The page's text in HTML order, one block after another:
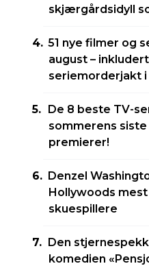
skjærgårdsidyll
51 nye filmer og
august –
seriemorderjakt
De 8 beste TV-
sommerens
premierer!
Denzel
Hollywoods
skuespillere
Den
komedien